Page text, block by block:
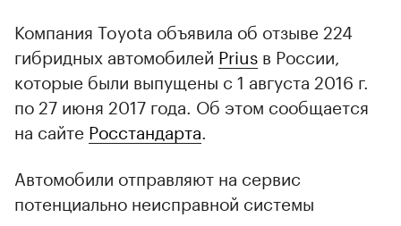
Компания Toyota объявила об отзыве 224
гибридных автомобилей Prius в России,
которые были выпущены с 1 августа 2016 г.
по 27 июня 2017 года. Об этом сообщается
на сайте Росстандарта
Автомобили отправляют на сервис
потенциально неисправной системы